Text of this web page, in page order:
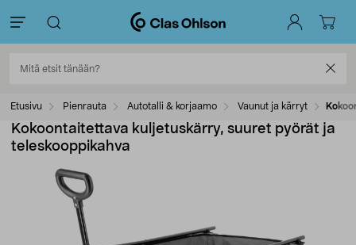
Etusivu Pienrauta Autotalli & korjaamo Vaunut ja kärryt
Kokoontaitettava kuljetuskärry, suuret pyörät ja
teleskooppikahva